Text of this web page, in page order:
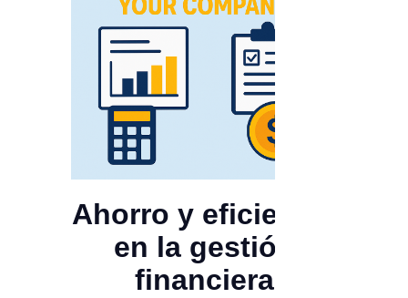
Ahorro y eficiencia
en la gestión
financiera